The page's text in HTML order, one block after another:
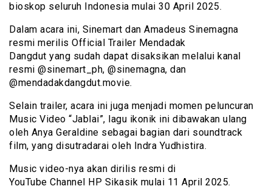
bioskop seluruh Indonesia mulai 30 April 2025.
Dalam acara ini, Sinemart dan Amadeus Sinemagna
resmi merilis Official Trailer Mendadak
Dangdut yang sudah dapat disaksikan melalui kanal
resmi @sinemart_ph, @sinemagna, dan
@mendadakdangdut.movie.
Selain trailer, acara ini juga menjadi momen peluncuran
Music Video “Jablai”, lagu ikonik ini dibawakan ulang
oleh Anya Geraldine sebagai bagian dari soundtrack
film, yang disutradarai oleh Indra Yudhistira.
Music video-nya akan dirilis resmi di
YouTube Channel HP Sikasik mulai 11 April 2025.